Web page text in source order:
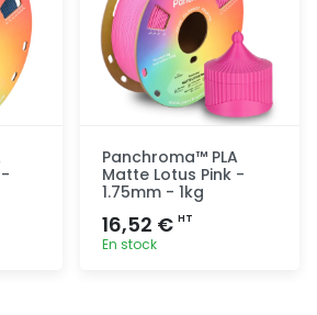
Panchroma™ PLA
Matte Lotus Pink -
1.75mm - 1kg
16,52 € HT
En stock